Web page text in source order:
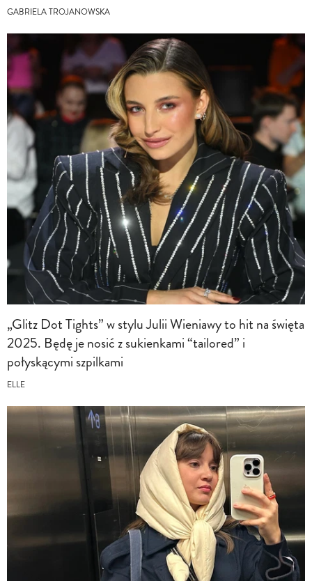
GABRIELA TROJANOWSKA
„Glitz Dot Tights” w stylu Julii Wieniawy to hit na święta
2025. Będę je nosić z sukienkami “tailored” i
połyskącymi szpilkami
ELLE